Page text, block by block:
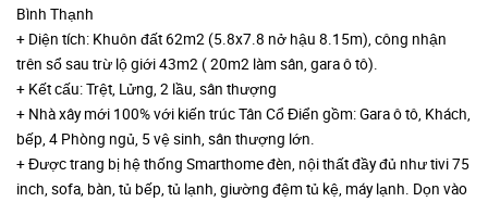
Bình Thạnh
+ Diện tích: Khuôn đất 62m2 (5.8x7.8 nở hậu 8.15m), công nhận
trên sổ sau trừ lộ giới 43m2 ( 20m2 làm sân, gara ô tô).
+ Kết cấu: Trệt, Lửng, 2 lầu, sân thượng
+ Nhà xây mới 100% với kiến trúc Tân Cổ Điển gồm: Gara ô tô, Khách,
bếp, 4 Phòng ngủ, 5 vệ sinh, sân thượng lớn.
+ Được trang bị hệ thống Smarthome đèn, nội thất đầy đủ như tivi 75
inch, sofa, bàn, tủ bếp, tủ lạnh, giường đệm tủ kệ, máy lạnh. Dọn vào